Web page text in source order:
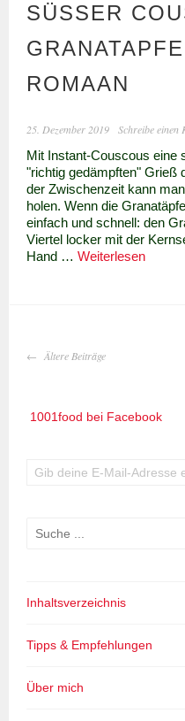
SÜSSER
OMAAN
25. Dezember 2019 Schreibe einen
Mit Instant-Couscous eine
"richtig gedämpften" Grieß
der Zwischenzeit kann
holen. Wenn die
einfach und schnell: den
Viertel locker mit der
Hand …WeiterlesenSüßer
BEITRAGS-
Ältere Beiträge
1001food bei Facebook
Suchen
Inhaltsverzeichnis
Tipps & Empfehlungen
Über mich